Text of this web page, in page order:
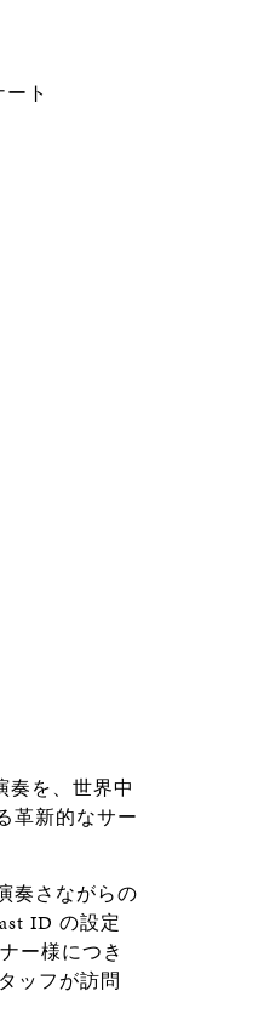
ト
奏を、世界中
革新的なサー
奏さながらの
ID の設定
ー様につき
ッフが訪問